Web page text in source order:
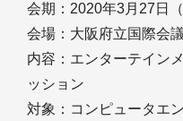
会期：2020年3月27日（
会場：大阪府立国際会
内容：エンターテイン
ッション
対象：コンピュータエ